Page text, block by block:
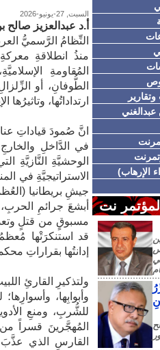
الإرهاب)
نت
السبت, 27-يونيو-2026
أ.د عبدالعزيز صالح
النِّظامُ الرَّسميُّ
المُقاومةِ
الطُّوفانِ، أو
ارتداداتُها،
​انَّ صُمودَ قياداتِ
في الدَّاخلِ
الوحشيَّةِ النَّازيَّةِ
جيشِ بريطانيا
أبشعَ جرائمِ
مسبوقٍ من قتلٍ
قد استنكرَتْها
إدانتُها بقراراتِ
​ولتذكيرِ القارئِ
وأبوابِها،
للشُّربِ، ومنعِ
المُهجَّرينَ قسراً
القارسِ الذي عذَّبَ